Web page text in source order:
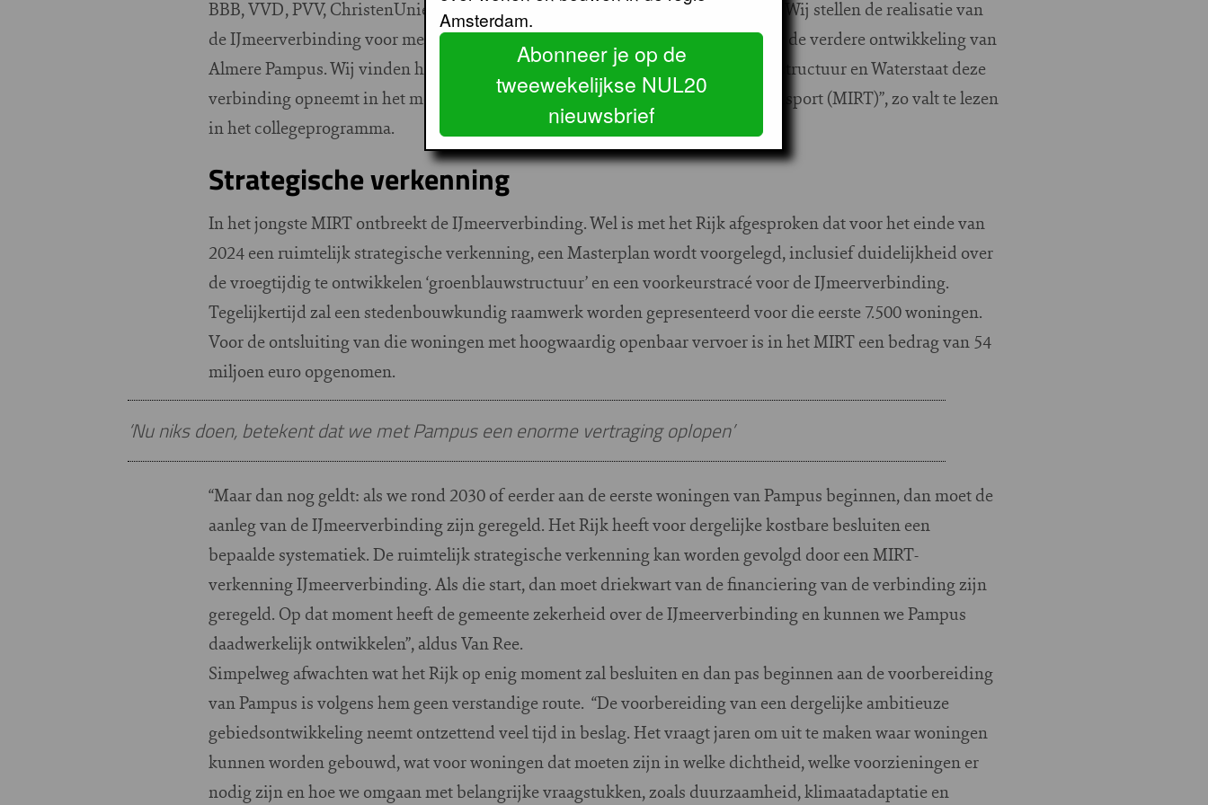
BBB, VVD, PVV, ChristenUnie en SGP - laat er geen misverstand over bestaan. “Wij stellen de realisatie van
de IJmeerverbinding voor meerdere soorten vervoer als harde voorwaarde voor de verdere ontwikkeling van
Almere Pampus. Wij vinden het daarom belangrijk dat het Ministerie van Infrastructuur en Waterstaat deze
verbinding opneemt in het meerjarenprogramma infrastructuur, ruimte en transport (MIRT)”, zo valt te lezen
in het collegeprogramma.
Strategische verkenning
In het jongste MIRT ontbreekt de IJmeerverbinding. Wel is met het Rijk afgesproken dat voor het einde van
2024 een ruimtelijk strategische verkenning, een Masterplan wordt voorgelegd, inclusief duidelijkheid over
de vroegtijdig te ontwikkelen ‘groenblauwstructuur’ en een voorkeurstracé voor de IJmeerverbinding.
Tegelijkertijd zal een stedenbouwkundig raamwerk worden gepresenteerd voor die eerste 7.500 woningen.
Voor de ontsluiting van die woningen met hoogwaardig openbaar vervoer is in het MIRT een bedrag van 54
miljoen euro opgenomen.
‘Nu niks doen, betekent dat we met Pampus een enorme vertraging oplopen’
“Maar dan nog geldt: als we rond 2030 of eerder aan de eerste woningen van Pampus beginnen, dan moet de
aanleg van de IJmeerverbinding zijn geregeld. Het Rijk heeft voor dergelijke kostbare besluiten een
bepaalde systematiek. De ruimtelijk strategische verkenning kan worden gevolgd door een MIRT-
verkenning IJmeerverbinding. Als die start, dan moet driekwart van de financiering van de verbinding zijn
geregeld. Op dat moment heeft de gemeente zekerheid over de IJmeerverbinding en kunnen we Pampus
daadwerkelijk ontwikkelen”, aldus Van Ree.
Simpelweg afwachten wat het Rijk op enig moment zal besluiten en dan pas beginnen aan de voorbereiding
van Pampus is volgens hem geen verstandige route. “De voorbereiding van een dergelijke ambitieuze
gebiedsontwikkeling neemt ontzettend veel tijd in beslag. Het vraagt jaren om uit te maken waar woningen
kunnen worden gebouwd, wat voor woningen dat moeten zijn in welke dichtheid, welke voorzieningen er
nodig zijn en hoe we omgaan met belangrijke vraagstukken, zoals duurzaamheid, klimaatadaptatie en
Amsterdam.
Abonneer je op de
tweewekelijkse NUL20
nieuwsbrief